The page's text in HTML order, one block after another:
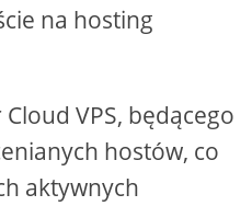
na hosting
VPS, będącego
hostów, co
aktywnych